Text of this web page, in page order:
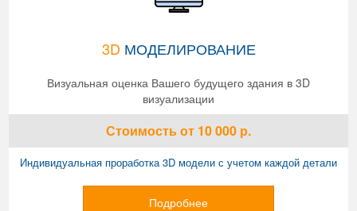
3D МОДЕЛИРОВАНИЕ
Визуальная оценка Вашего будущего здания в 3D
визуализации
Стоимостьот 10 000 р.
Индивидуальная проработка 3D модели с учетом каждой детали
Подробнее